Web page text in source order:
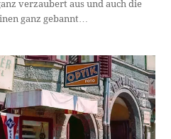
verzaubert aus und auch die
ganz gebannt…